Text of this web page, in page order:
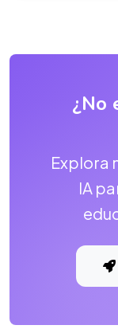
¿No
Explora
IA